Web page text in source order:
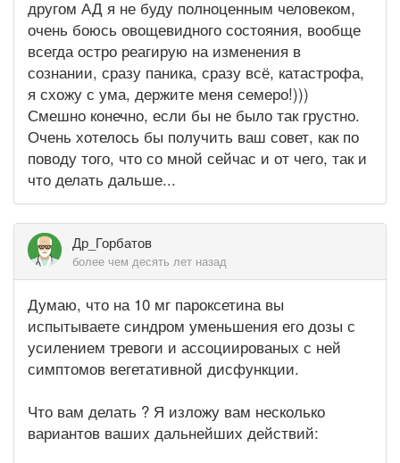
другом АД я не буду полноценным человеком,
очень боюсь овощевидного состояния, вообще
всегда остро реагирую на изменения в
сознании, сразу паника, сразу всё, катастрофа,
я схожу с ума, держите меня семеро!)))
Смешно конечно, если бы не было так грустно.
Очень хотелось бы получить ваш совет, как по
поводу того, что со мной сейчас и от чего, так и
что делать дальше...
Др_Горбатов
более чем десять лет назад
Думаю, что на 10 мг пароксетина вы
испытываете синдром уменьшения его дозы с
усилением тревоги и ассоциированых с ней
симптомов вегетативной дисфункции.
Что вам делать ? Я изложу вам несколько
вариантов ваших дальнейших действий: